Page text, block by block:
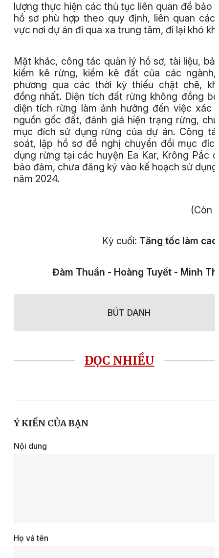
lượng thực hiện các thủ tục liên quan để bảo
hồ sơ phù hợp theo quy định, liên quan các
vực nơi dự án đi qua xa trung tâm, đi lại khó
Mặt khác, công tác quản lý hồ sơ, tài liệu,
kiểm kê rừng, kiểm kê đất của các
phương qua các thời kỳ thiếu chặt chẽ,
đồng nhất. Diện tích đất rừng không đồng
diện tích rừng làm ảnh hưởng đến việc xác
nguồn gốc đất, đánh giá hiện trạng rừng,
mục đích sử dụng rừng của dự án. Công
soát, lập hồ sơ đề nghị chuyển đổi mục
dụng rừng tại các huyện Ea Kar, Krông Pắc
bảo đảm, chưa đăng ký vào kế hoạch sử
năm 2024.
(Còn
Kỳ cuối: Tăng tốc làm
Đàm Thuần - Hoàng Tuyết - Minh
BÚT DANH
ĐỌC NHIỀU
Ý KIẾN CỦA BẠN
Nội dung
Họ và tên